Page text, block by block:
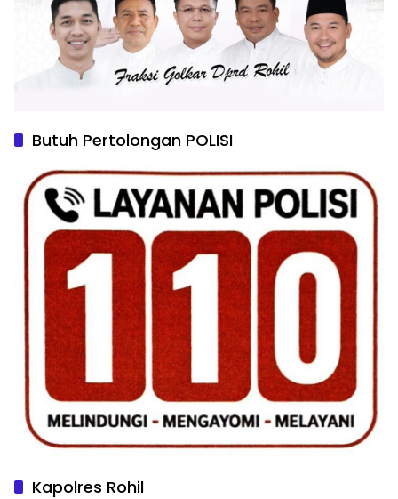
Butuh Pertolongan POLISI
Kapolres Rohil